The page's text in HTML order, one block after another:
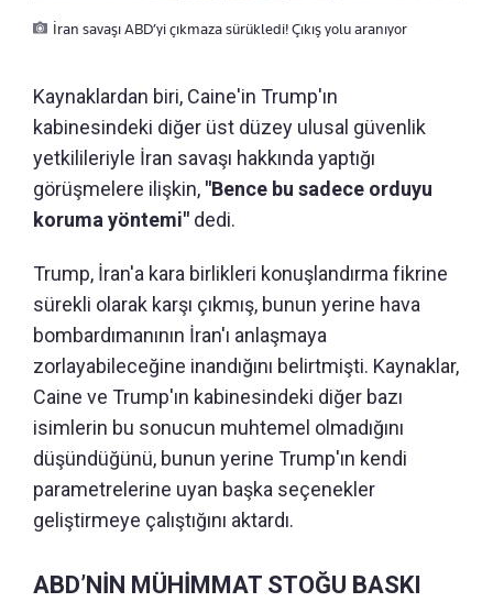
İran savaşı ABD’yi çıkmaza sürükledi! Çıkış yolu aranıyor
Kaynaklardan biri, Caine'in Trump'ın
kabinesindeki diğer üst düzey ulusal güvenlik
yetkilileriyle İran savaşı hakkında yaptığı
görüşmelere ilişkin, "Bence bu sadece orduyu
koruma yöntemi" dedi.
Trump, İran'a kara birlikleri konuşlandırma fikrine
sürekli olarak karşı çıkmış, bunun yerine hava
bombardımanının İran'ı anlaşmaya
zorlayabileceğine inandığını belirtmişti. Kaynaklar,
Caine ve Trump'ın kabinesindeki diğer bazı
isimlerin bu sonucun muhtemel olmadığını
düşündüğünü, bunun yerine Trump'ın kendi
parametrelerine uyan başka seçenekler
geliştirmeye çalıştığını aktardı.
ABD’NİN MÜHİMMAT STOĞU BASKI